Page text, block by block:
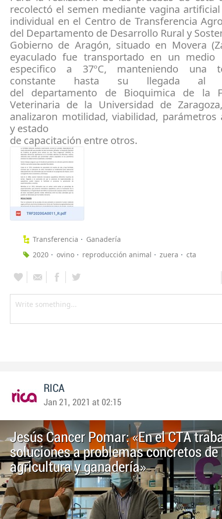
recolectó el semen mediante vagina
individual en el Centro de Transferencia
del Departamento de Desarrollo Rural y
Gobierno de Aragón, situado en Movera
eyaculado fue transportado en un medio
especifico a 37ºC, manteniendo una
constante hasta su llegada al
del departamento de Bioquimica de la
Veterinaria de la Universidad de
analizaron motilidad, viabilidad, parámetros
y estado
de capacitación entre otros.
Transferencia
Ganadería
2020
ovino reproducción animal zuera cta
RICA
Jan 21, 2021 at 02:15
Jesús Cancer Pomar: «En el CTA
soluciones a problemas concretos de
agricultura y ganadería»